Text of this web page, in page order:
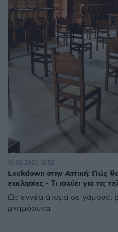
Lockdown στην Αττική: Πώς
εκκλησίες - Τι ισχύει για τις
Ως εννέα άτομα σε γάμους,
μνημόσυνα
10.02.2021, 12:52